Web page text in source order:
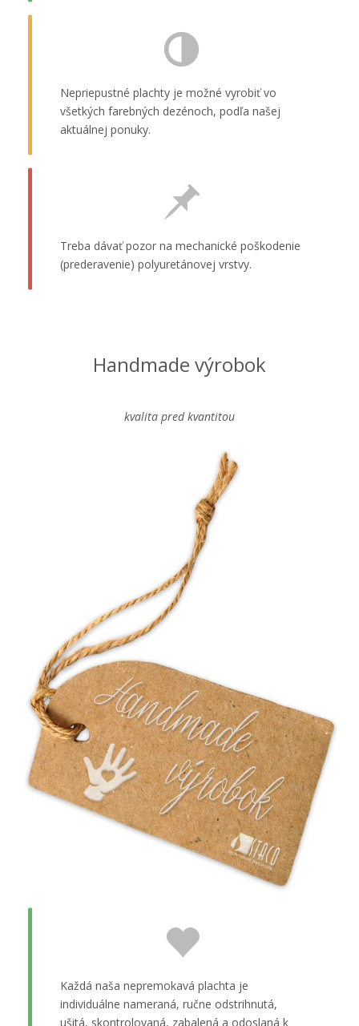
Nepriepustné plachty je možné vyrobiť vo
všetkých farebných dezénoch, podľa našej
aktuálnej ponuky.
Treba dávať pozor na mechanické poškodenie
(prederavenie) polyuretánovej vrstvy.
Handmade výrobok
kvalita pred kvantitou
Každá naša nepremokavá plachta je
individuálne nameraná, ručne odstrihnutá,
ušitá, skontrolovaná, zabalená a odoslaná k